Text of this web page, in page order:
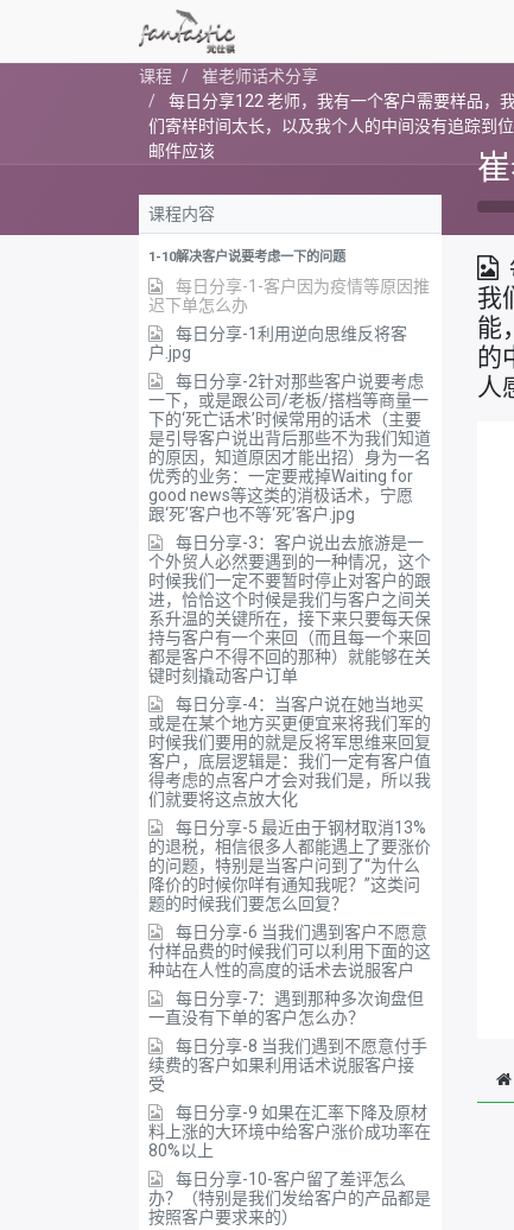
课程
崔老师话术分享
每日分享122 老师，我有一个客户需要样品，
们寄样时间太长，以及我个人的中间没有追踪到
邮件应该
课程内容
1-10解决客户说要考虑一下的问题
每日分享-1-客户因为疫情等原因推
迟下单怎么办
每日分享-1利用逆向思维反将客
户.jpg
每日分享-2针对那些客户说要考虑
一下，或是跟公司/老板/搭档等商量一
下的‘死亡话术’时候常用的话术（主要
是引导客户说出背后那些不为我们知道
的原因，知道原因才能出招）身为一名
优秀的业务：一定要戒掉Waiting for
good news等这类的消极话术，宁愿
跟‘死’客户也不等‘死’客户.jpg
每日分享-3：客户说出去旅游是一
个外贸人必然要遇到的一种情况，这个
时候我们一定不要暂时停止对客户的跟
进，恰恰这个时候是我们与客户之间关
系升温的关键所在，接下来只要每天保
持与客户有一个来回（而且每一个来回
都是客户不得不回的那种）就能够在关
键时刻撬动客户订单
每日分享-4：当客户说在她当地买
或是在某个地方买更便宜来将我们军的
时候我们要用的就是反将军思维来回复
客户，底层逻辑是：我们一定有客户值
得考虑的点客户才会对我们是，所以我
们就要将这点放大化
每日分享-5 最近由于钢材取消13%
的退税，相信很多人都能遇上了要涨价
的问题，特别是当客户问到了“为什么
降价的时候你咩有通知我呢？”这类问
题的时候我们要怎么回复？
每日分享-6 当我们遇到客户不愿意
付样品费的时候我们可以利用下面的这
种站在人性的高度的话术去说服客户
每日分享-7：遇到那种多次询盘但
一直没有下单的客户怎么办？
每日分享-8 当我们遇到不愿意付手
续费的客户如果利用话术说服客户接
受
每日分享-9 如果在汇率下降及原材
料上涨的大环境中给客户涨价成功率在
80%以上
每日分享-10-客户留了差评怎么
办？（特别是我们发给客户的产品都是
按照客户要求来的）
我
能
的
人